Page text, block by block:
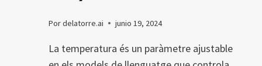
Pordelatorre.ai junio 19, 2024
La temperatura és un paràmetre ajustable